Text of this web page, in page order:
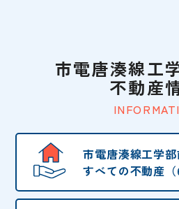
市電唐湊線工
不動産
市電唐湊線工学部
すべての不動産（